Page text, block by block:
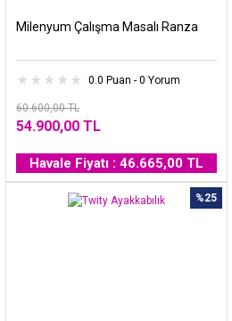
Milenyum Çalışma Masalı Ranza
0.0 Puan - 0 Yorum
60.600,00 TL
54.900,00 TL
Havale Fiyatı : 46.665,00 TL
%25